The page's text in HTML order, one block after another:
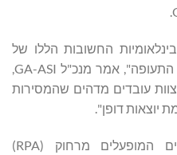
החשובות הללו של
צוות עובדים מדהים שהמסירות
יוצאות דופן".
MQ-9B היא מערכת המטוסים המופעלים מרחוק (RPA)